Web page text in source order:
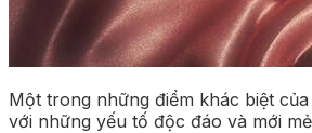
Một trong những điểm khác biệt
với những yếu tố độc đáo và mới